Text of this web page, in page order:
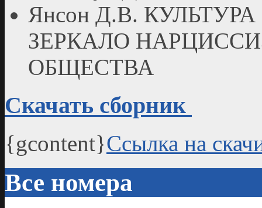
Янсон Д.В.
ЗЕРКАЛО
ОБЩЕСТВА
Скачать сборник
{gcontent}Ссылка на
Все номера